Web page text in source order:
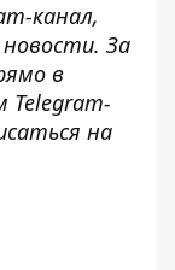
канал,
За
в
Telegram-
на